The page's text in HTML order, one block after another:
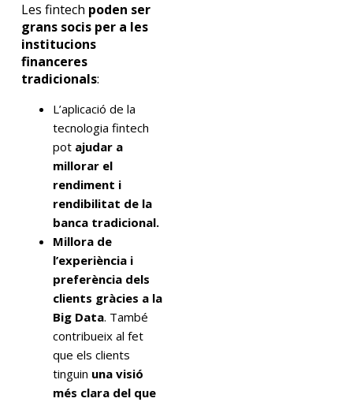
Les fintech poden ser
grans socis per a les
institucions
financeres
tradicionals:
L’aplicació de la
tecnologia fintech
pot ajudar a
millorar el
rendiment i
rendibilitat de la
banca tradicional.
Millora de
l’experiència i
preferència dels
clients gràcies a la
Big Data. També
contribueix al fet
que els clients
tinguin una visió
més clara del que